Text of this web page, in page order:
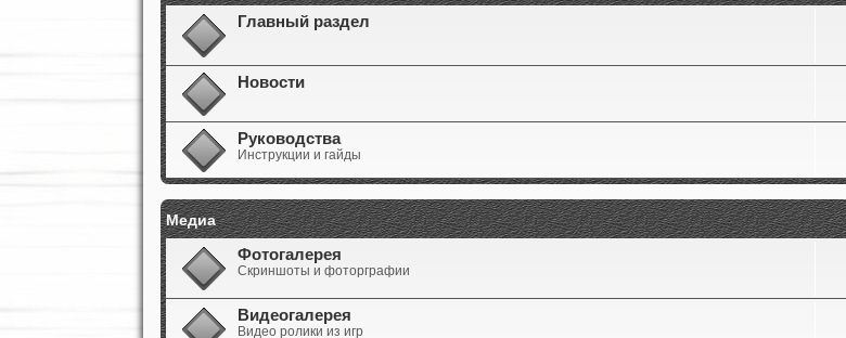
Главный раздел
Новости
Руководства
Инструкции и гайды
Медиа
Фотогалерея
Скриншоты и фоторграфии
Видеогалерея
Видео ролики из игр